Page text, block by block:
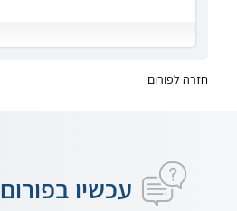
חזרה לפורום
עכשיו בפורום